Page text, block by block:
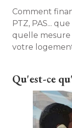
Comment
PTZ, PAS...
quelle mesure
votre
Qu'est-ce